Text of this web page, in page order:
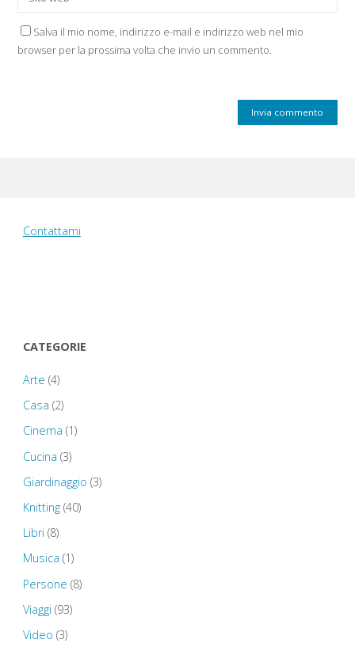
Salva il mio nome, indirizzo e-mail e indirizzo web nel mio
browser per la prossima volta che invio un commento.
Contattami
CATEGORIE
Arte (4)
Casa (2)
Cinema (1)
Cucina (3)
Giardinaggio (3)
Knitting(40)
Libri (8)
Musica (1)
Persone (8)
Viaggi (93)
Video (3)